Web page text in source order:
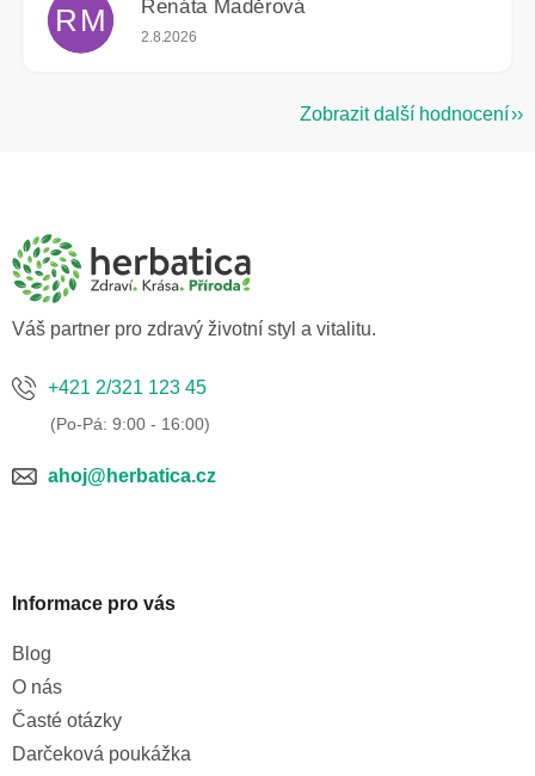
RM Renáta Maděrová
Hodnocení obchodu je 5 z 5 hvězdiček.
2.8.2026
Zobrazit další hodnocení
a
Váš partner pro zdravý životní styl a vitalitu.
+421 2/321 123 45
ahoj@herbatica.cz
Informace pro vás
Blog
O nás
Časté otázky
Darčeková poukážka